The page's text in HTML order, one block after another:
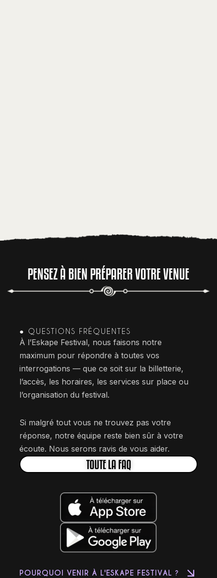
PENSEZ À BIEN PRÉPARER VOTRE VENUE
● QUESTIONS FRÉQUENTES
À l’Eskape Festival, nous faisons notre
maximum pour répondre à toutes vos
interrogations — que ce soit sur la billetterie,
l’accès, les horaires, les services sur place ou
l’organisation du festival.
Si malgré tout vous ne trouvez pas votre
réponse, notre équipe reste bien sûr à votre
écoute. Nous serons ravis de vous aider.
TOUTE LA FAQ
POURQUOI VENIR À L'ESKAPE FESTIVAL ?